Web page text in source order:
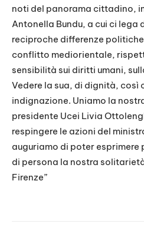
noti del panorama cittadino,
Antonella Bundu, a cui ci lega
reciproche differenze
conflitto mediorientale,
sensibilità sui diritti umani,
Vedere la sua, di dignità,
indignazione. Uniamo la
presidente Ucei Livia
respingere le azioni del
auguriamo di poter
di persona la nostra
Firenze”